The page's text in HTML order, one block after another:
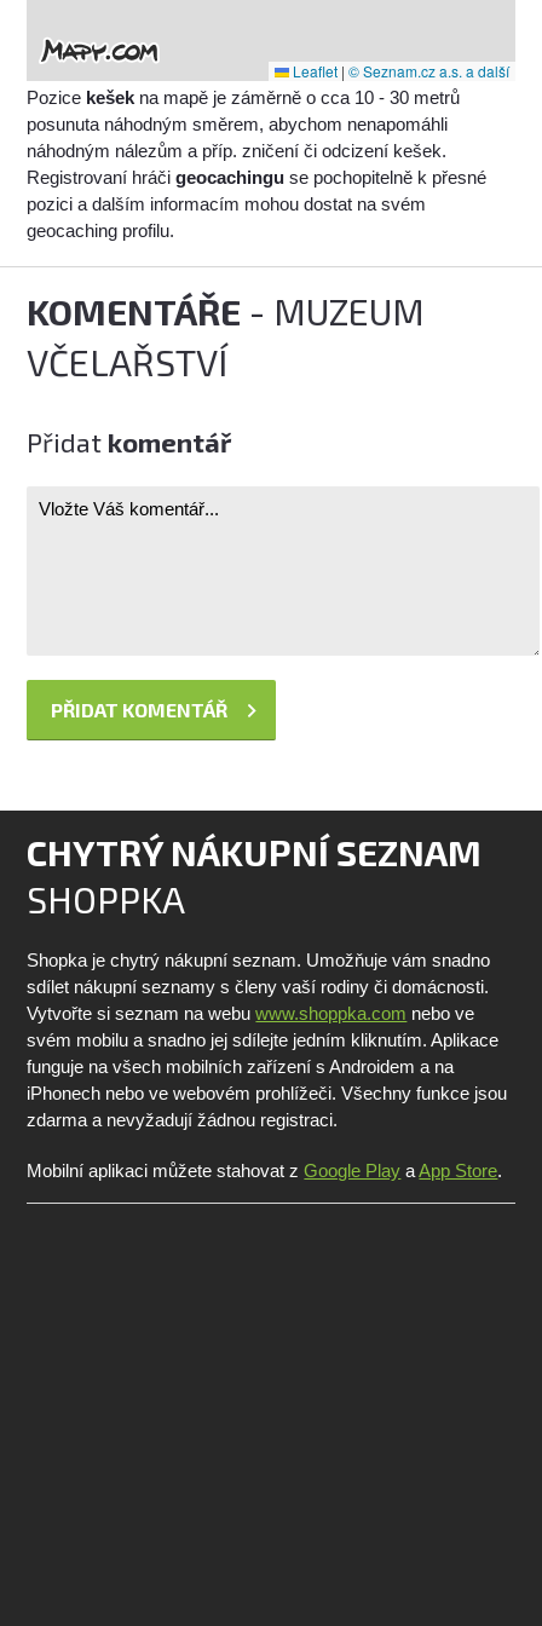
Leaflet | © Seznam.cz a.s. a další
Pozice kešek na mapě je záměrně o cca 10 - 30 metrů
posunuta náhodným směrem, abychom nenapomáhli
náhodným nálezům a příp. zničení či odcizení kešek.
Registrovaní hráčigeocachingu se pochopitelně k přesné
pozici a dalším informacím mohou dostat na svém
geocaching profilu.
KOMENTÁŘE - MUZEUM
VČELAŘSTVÍ
Přidat komentář
CHYTRÝ NÁKUPNÍ SEZNAM
SHOPPKA
Shopka je chytrý nákupní seznam. Umožňuje vám snadno
sdílet nákupní seznamy s členy vaší rodiny či domácnosti.
Vytvořte si seznam na webuwww.shoppka.com nebo ve
svém mobilu a snadno jej sdílejte jedním kliknutím. Aplikace
funguje na všech mobilních zařízení s Androidem a na
iPhonech nebo ve webovém prohlížeči. Všechny funkce jsou
zdarma a nevyžadují žádnou registraci.
Mobilní aplikaci můžete stahovat zGoogle Play aApp Store.